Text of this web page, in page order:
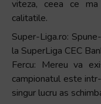
viteza, ceea ce
calitatile.
Super-Liga.ro:
la SuperLiga CEC
Fercu: Mereu va
campionatul este
singur lucru as